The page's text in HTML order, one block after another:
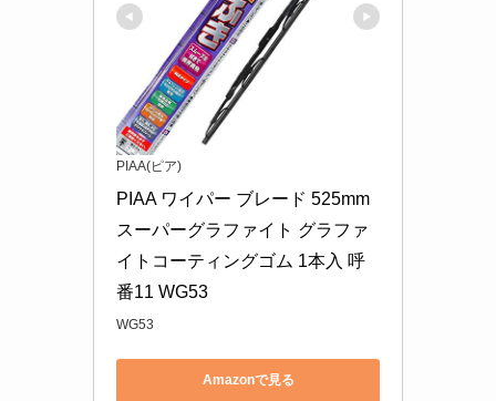
PIAA(ピア)
PIAA ワイパー ブレード 525mm
スーパーグラファイト グラファ
イトコーティングゴム 1本入 呼
番11 WG53
WG53
Amazonで見る